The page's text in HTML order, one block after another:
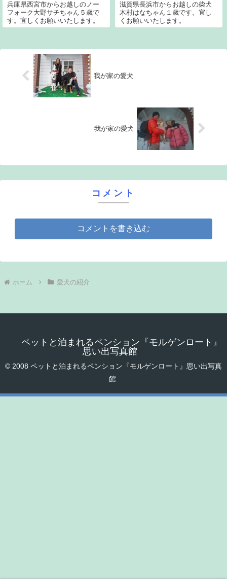
兵庫県西宮市からお越しのノー
フォーク大野サチちゃん５歳で
す。宜しくお願いいたします。
滋賀県長浜市からお越しの柴犬
木村はなちゃん１歳です。宜し
くお願いいたします。
我が家の愛犬
我が家の愛犬
コメント
コメントを書き込む
ホーム 愛犬の紹介
ペットと泊まれるペンション『モルゲンロート』
思い出写真館
© 2008 ペットと泊まれるペンション『モルゲンロート』思い出写真
館.